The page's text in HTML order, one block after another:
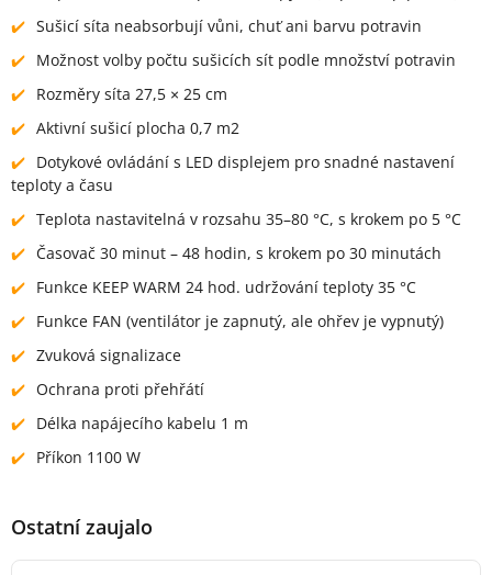
Sušicí síta neabsorbují vůni, chuť ani barvu potravin
Možnost volby počtu sušicích sít podle množství potravin
Rozměry síta 27,5 × 25 cm
Aktivní sušicí plocha 0,7 m2
Dotykové ovládání s LED displejem pro snadné nastavení
teploty a času
Teplota nastavitelná v rozsahu 35–80 °C, s krokem po 5 °C
Časovač 30 minut – 48 hodin, s krokem po 30 minutách
Funkce KEEP WARM 24 hod. udržování teploty 35 °C
Funkce FAN (ventilátor je zapnutý, ale ohřev je vypnutý)
Zvuková signalizace
Ochrana proti přehřátí
Délka napájecího kabelu 1 m
Příkon 1100 W
Ostatní zaujalo